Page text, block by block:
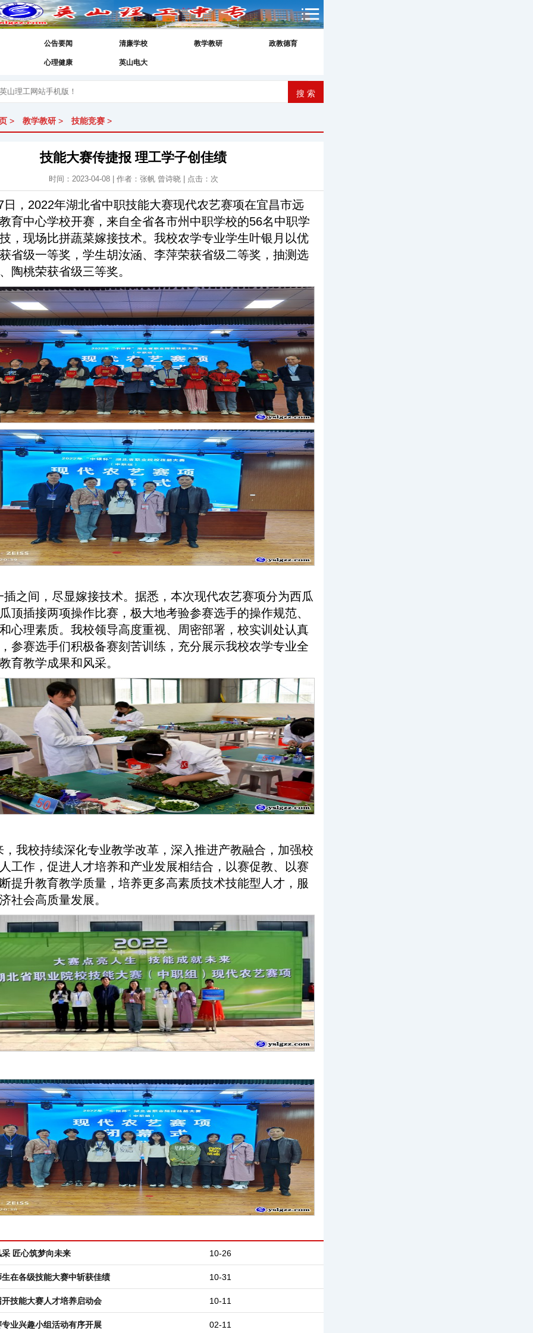
公告要闻 清廉学校 教学教研 政教德育
心理健康 英山电大
> 教学教研 > 技能竞赛 >
技能大赛传捷报 理工学子创佳绩
时间：2023-04-08 | 作者：张帆 曾诗晓 | 点击： 次
日，2022年湖北省中职技能大赛现代农艺赛项在宜昌市远
育中心学校开赛，来自全省各市州中职学校的56名中职学
，现场比拼蔬菜嫁接技术。我校农学专业学生叶银月以优
省级一等奖，学生胡汝涵、李萍荣获省级二等奖，抽测选
陶桃荣获省级三等奖。
插之间，尽显嫁接技术。据悉，本次现代农艺赛项分为西瓜
顶插接两项操作比赛，极大地考验参赛选手的操作规范、
心理素质。 我校领导高度重视、周密部署，校实训处认真
参赛选手们积极备赛刻苦训练，充分展示我校农学专业全
育教学成果和风采。
，我校持续深化专业教学改革，深入推进产教融合，加强校
工作，促进人才培养和产业发展相结合，以赛促教、以赛
提升教育教学质量，培养更多高素质技术技能型人才，服
社会高质量发展。
10-26
匠心筑梦向未来
10-31
在各级技能大赛中斩获佳绩
10-11
技能大赛人才培养启动会
02-11
业兴趣小组活动有序开展